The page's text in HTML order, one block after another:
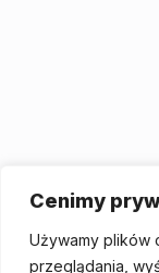
Cenimy
Używamy plików
przeglądania,